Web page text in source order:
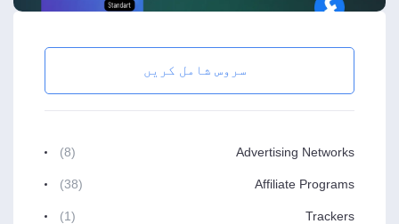
سروس شامل کریں
Advertising Networks
(8)
Affiliate Programs
(38)
Trackers
(1)